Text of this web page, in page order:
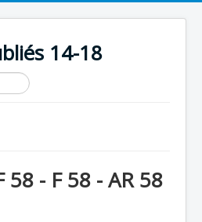
14-18
58 - F 58 - AR 58